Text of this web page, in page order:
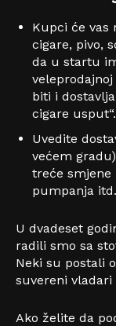
Kupci će
cigare, pivo,
da u startu
biti i
cigare usput“.
Uvedite
većem
treće smjene
pumpanja itd.
U dvadeset
radili smo sa
Neki su postali
suvereni
Ako želite da